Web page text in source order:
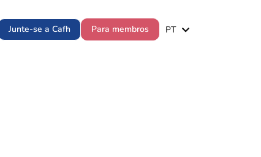
Junte-se a Cafh Para membros PT
EN